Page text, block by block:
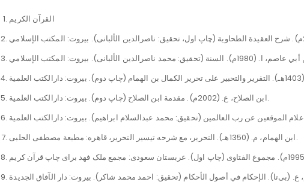
القرآن الکریم
ابن الصلاح، ع. (2002م). مقدمة ابن الصلاح (چاپ دوم). بیروت: دارالكتب العلمية.
ابن الهمام، م. (1350هـ). التحرير، مع شرحه تيسير التحرير، قاهره: مطبعة مصطفی الحلبی.